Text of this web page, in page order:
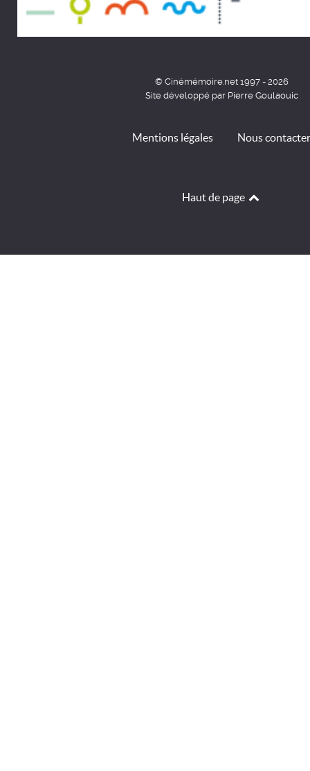
© Cinémémoire.net 1997 - 2026
Site développé par Pierre Goulaouic
Mentions légales Nous contacter
Haut de page